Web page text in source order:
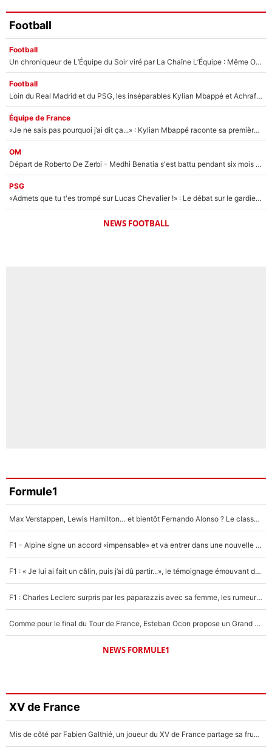
Football
Football
Un chroniqueur de L’Équipe du Soir viré par La Chaîne L’Équipe : Même Olivier Ménard n’avait pas pu empêcher son départ, «je l’ai appris sur Twitter, je l’ai vécu assez mal»
Football
Loin du Real Madrid et du PSG, les inséparables Kylian Mbappé et Achraf Hakimi changent d'équipe le temps d'une journée !
Équipe de France
«Je ne sais pas pourquoi j’ai dit ça...» : Kylian Mbappé raconte sa première rencontre avec Zinédine Zidane (et c’est très drôle)
OM
Départ de Roberto De Zerbi - Medhi Benatia s'est battu pendant six mois pour le retenir à l'OM, le PSG a été le naufrage de trop : «Je pars avec toi»
PSG
«Admets que tu t'es trompé sur Lucas Chevalier !» : Le débat sur le gardien du PSG vire au clash à l'After Foot
NEWS FOOTBALL
Formule1
Max Verstappen, Lewis Hamilton… et bientôt Fernando Alonso ? Le classement des pilotes les mieux payés en Formule 1 risque de changer !
F1 - Alpine signe un accord «impensable» et va entrer dans une nouvelle dimension : Grande nouvelle pour Pierre Gasly !
F1 : « Je lui ai fait un câlin, puis j’ai dû partir...», le témoignage émouvant de Max Verstappen sur sa fille
F1 : Charles Leclerc surpris par les paparazzis avec sa femme, les rumeurs étaient vraies !
Comme pour le final du Tour de France, Esteban Ocon propose un Grand Prix de Formule 1 à Paris : «Autour de l’Arc de Triomphe, ce serait génial» !
NEWS FORMULE1
XV de France
Mis de côté par Fabien Galthié, un joueur du XV de France partage sa frustration : «ils ne me l’ont pas dit tout de suite»